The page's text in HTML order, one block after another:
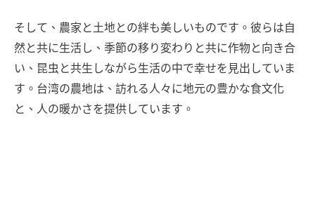
そして、農家と土地との絆も美しいものです。彼らは自
然と共に生活し、季節の移り変わりと共に作物と向き合
い、昆虫と共生しながら生活の中で幸せを見出していま
す。台湾の農地は、訪れる人々に地元の豊かな食文化
と、人の暖かさを提供しています。